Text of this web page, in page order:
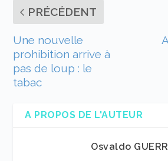
PRÉCÉDENT
Une nouvelle
prohibition arrive à
pas de loup : le
tabac
A PROPOS DE L'AUTEUR
Osvaldo